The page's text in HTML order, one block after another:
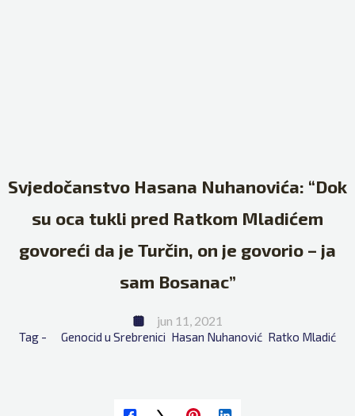
Svjedočanstvo Hasana Nuhanovića: “Dok
su oca tukli pred Ratkom Mladićem
govoreći da je Turčin, on je govorio – ja
sam Bosanac”
jun 11, 2021
Tag - Genocid u Srebrenici Hasan Nuhanović Ratko Mladić